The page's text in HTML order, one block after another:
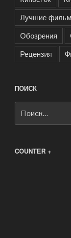
Лучшие
Обозрения
Рецензия
ПОИСК
COUNTER +